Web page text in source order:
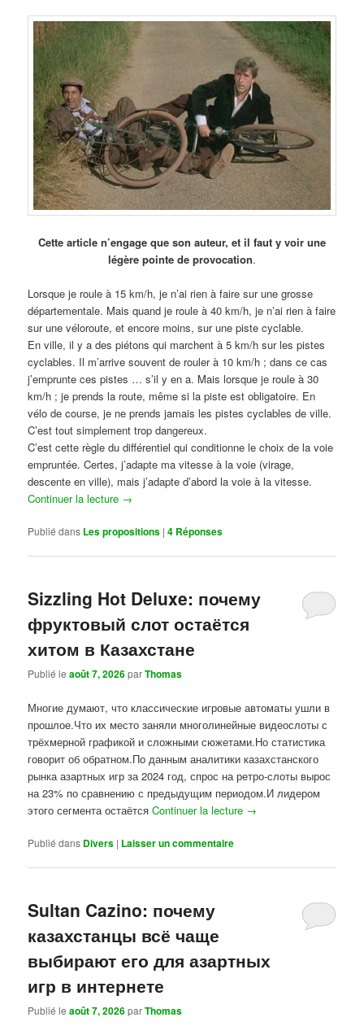
Cette article n’engage que son auteur, et il faut y voir une
légère pointe de provocation.
Lorsque je roule à 15 km/h, je n’ai rien à faire sur une grosse
départementale. Mais quand je roule à 40 km/h, je n’ai rien à faire
sur une véloroute, et encore moins, sur une piste cyclable.
En ville, il y a des piétons qui marchent à 5 km/h sur les pistes
cyclables. Il m’arrive souvent de rouler à 10 km/h ; dans ce cas
j’emprunte ces pistes … s’il y en a. Mais lorsque je roule à 30
km/h ; je prends la route, même si la piste est obligatoire. En
vélo de course, je ne prends jamais les pistes cyclables de ville.
C’est tout simplement trop dangereux.
C’est cette règle du différentiel qui conditionne le choix de la voie
empruntée. Certes, j’adapte ma vitesse à la voie (virage,
descente en ville), mais j’adapte d’abord la voie à la vitesse.
Continuer la lecture →
Publié dans Les propositions |4 Réponses
Sizzling Hot Deluxe: почему
фруктовый слот остаётся
хитом в Казахстане
Publié leaoût 7, 2026parThomas
Многие думают, что классические игровые автоматы ушли в
прошлое.Что их место заняли многолинейные видеослоты с
трёхмерной графикой и сложными сюжетами.Но статистика
говорит об обратном.По данным аналитики казахстанского
рынка азартных игр за 2024 год, спрос на ретро-слоты вырос
на 23% по сравнению с предыдущим периодом.И лидером
этого сегмента остаётсяContinuer la lecture →
Publié dans Divers | Laisser un commentaire
Sultan Cazino: почему
казахстанцы всё чаще
выбирают его для азартных
игр в интернете
Publié leaoût 7, 2026parThomas